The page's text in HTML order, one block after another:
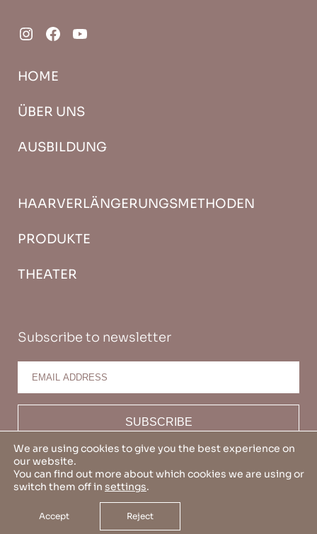
HOME
ÜBER UNS
AUSBILDUNG
HAARVERLÄNGERUNGSMETHODEN
PRODUKTE
THEATER
Subscribe to newsletter
Newsletter Nutzungsbedingungen Haftungsausschluss
We are using cookies to give you the best experience on
our website.
You can find out more about which cookies we are using or
switch them off in settings.
Accept Reject